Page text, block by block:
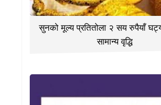
सुनको मूल्य प्रतितोला २ सय रुपैयाँ
सामान्य वृद्धि